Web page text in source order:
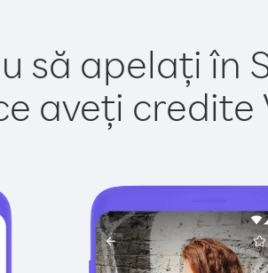
să apelați în
aveți